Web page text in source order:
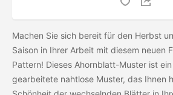
Machen Sie sich bereit für den Herbst
Saison in Ihrer Arbeit mit diesem neuen
Pattern! Dieses Ahornblatt-Muster ist
gearbeitete nahtlose Muster, das Ihnen